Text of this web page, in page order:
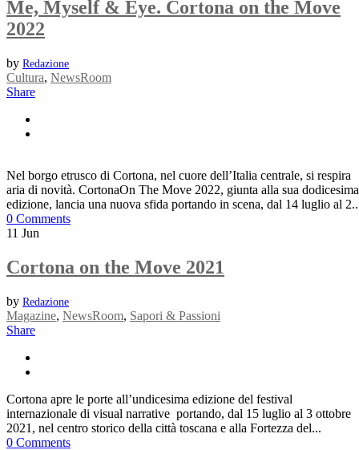
Me, Myself & Eye. Cortona on the Move
2022
by Redazione
Cultura, NewsRoom
Share
Nel borgo etrusco di Cortona, nel cuore dell’Italia centrale, si respira
aria di novità. CortonaOn The Move 2022, giunta alla sua dodicesima
edizione, lancia una nuova sfida portando in scena, dal 14 luglio al
0 Comments
11 Jun
Cortona on the Move 2021
by Redazione
Magazine, NewsRoom, Sapori & Passioni
Share
Cortona apre le porte all’undicesima edizione del festival
internazionale di visual narrative portando, dal 15 luglio al 3 ottobre
2021, nel centro storico della città toscana e alla Fortezza del...
0 Comments